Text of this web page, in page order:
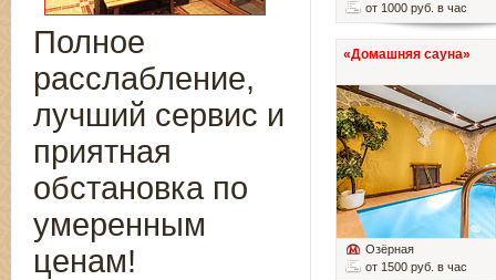
от 1000 руб. в час
«Домашняя сауна»
Озёрная
от 1500 руб. в час
Полное
расслабление,
лучший сервис и
приятная
обстановка по
умеренным
ценам!